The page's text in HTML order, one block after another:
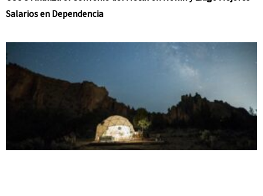
Salarios en Dependencia